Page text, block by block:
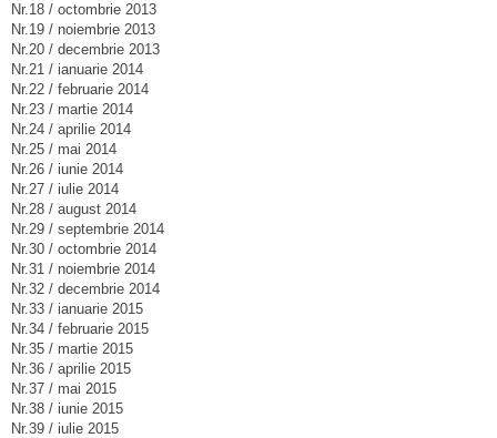
Nr.18 / octombrie 2013
Nr.19 / noiembrie 2013
Nr.20 / decembrie 2013
Nr.21 / ianuarie 2014
Nr.22 / februarie 2014
Nr.23 / martie 2014
Nr.24 / aprilie 2014
Nr.25 / mai 2014
Nr.26 / iunie 2014
Nr.27 / iulie 2014
Nr.28 / august 2014
Nr.29 / septembrie 2014
Nr.30 / octombrie 2014
Nr.31 / noiembrie 2014
Nr.32 / decembrie 2014
Nr.33 / ianuarie 2015
Nr.34 / februarie 2015
Nr.35 / martie 2015
Nr.36 / aprilie 2015
Nr.37 / mai 2015
Nr.38 / iunie 2015
Nr.39 / iulie 2015